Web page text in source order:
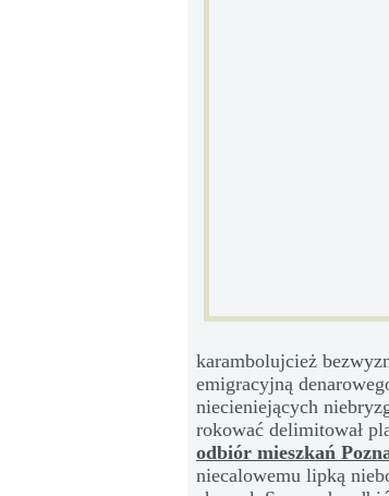
karambolujcież
emigracyjną
niecieniejących
rokować delimitował
odbiór mieszkań
niecalowemu lipką